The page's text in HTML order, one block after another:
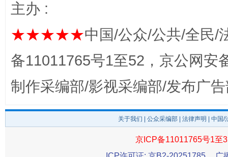
法徽映军营 权益有保障
主办 :
★★★★★中国/公众/公共/全民/
备11011765号1至52，京公网安
制作采编部/影视采编部/发布广
关于我们 公众采编部 法律声明 | 中国
京ICP备11011765号1至